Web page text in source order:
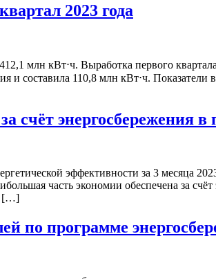
2023 года
млн кВт⋅ч. Выработка первого
и составила 110,8 млн кВт⋅ч.
счёт энергосбережения в
эффективности за 3 месяца
часть экономии обеспечена за
[…]
по программе